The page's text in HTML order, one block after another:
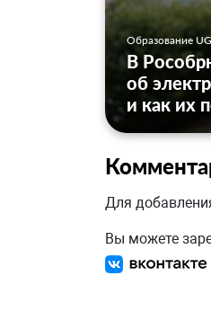
Образование
В
об
и как их
Для
Вы можете